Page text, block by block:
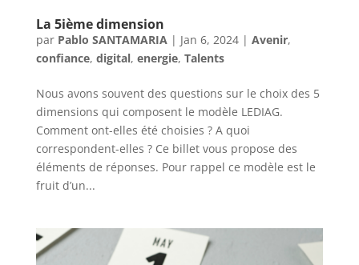
La 5ième dimension
par Pablo SANTAMARIA | Jan 6, 2024| Avenir,
confiance, digital, energie, Talents
Nous avons souvent des questions sur le choix des 5
dimensions qui composent le modèle LEDIAG.
Comment ont-elles été choisies ? A quoi
correspondent-elles ? Ce billet vous propose des
éléments de réponses. Pour rappel ce modèle est le
fruit d’un...